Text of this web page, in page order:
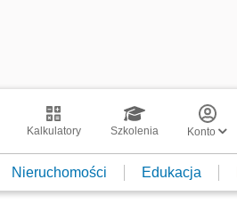
Kalkulatory Szkolenia Konto
Nieruchomości Edukacja